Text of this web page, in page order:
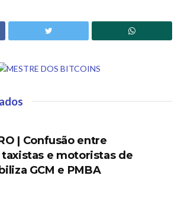
| Confusão entre
e motoristas de
GCM e PMBA